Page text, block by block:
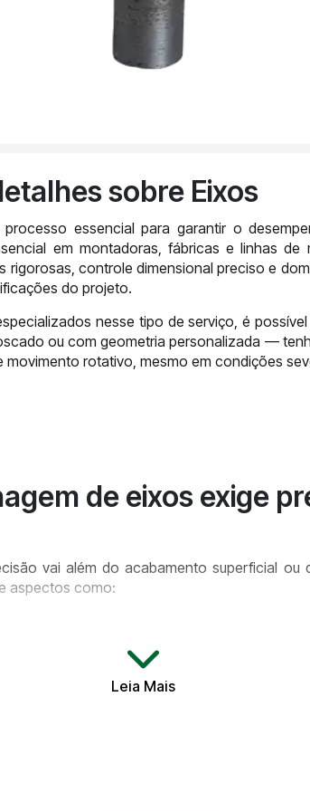
sobre Eixos
essencial para garantir o
em montadoras, fábricas e linhas
rigorosas, controle dimensional preciso e
do projeto.
nesse tipo de serviço, é
ou com geometria personalizada —
movimento rotativo, mesmo em condições
de eixos exige
vai além do acabamento superficial ou
aspectos como:
Leia Mais